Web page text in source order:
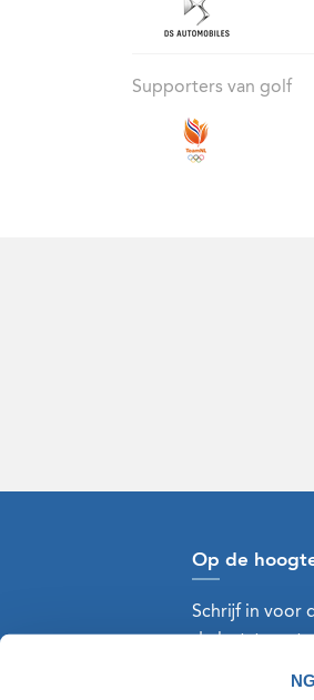
Supporters van golf
Op de
Schrijf in voor
de laatste